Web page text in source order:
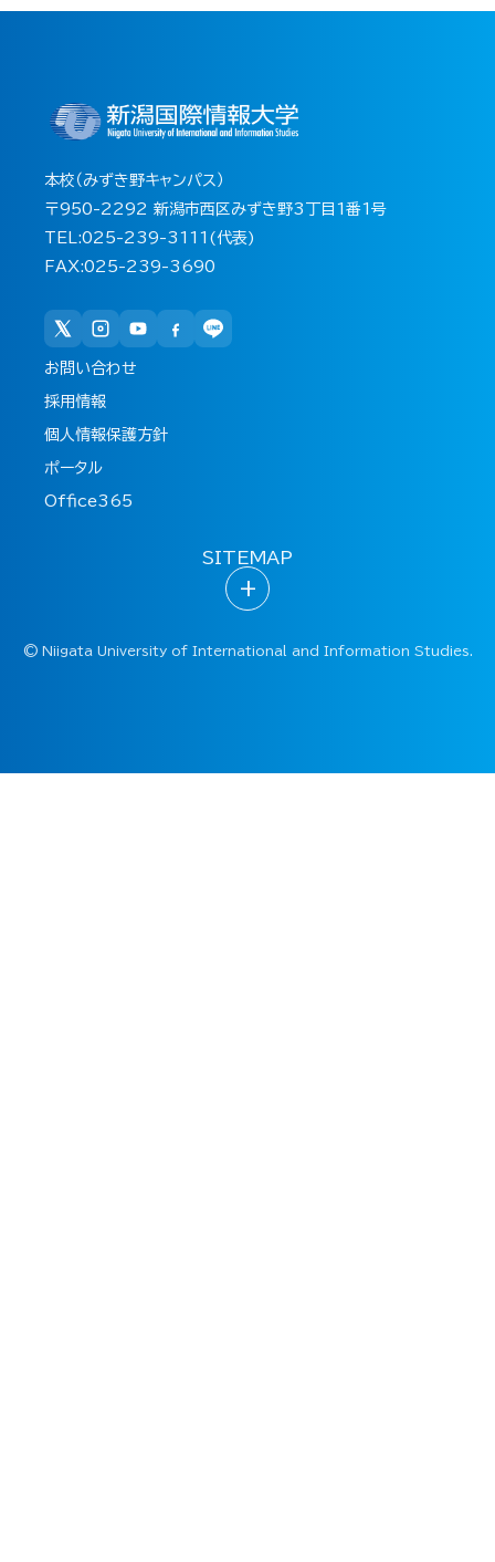
本校（みずき野キャンパス）
〒950-2292 新潟市西区みずき野3丁目1番1号
TEL:025-239-3111(代表)
FAX:025-239-3690
お問い合わせ
採用情報
個人情報保護方針
ポータル
Office365
SITEMAP
+
©Niigata University of International and Information Studies.